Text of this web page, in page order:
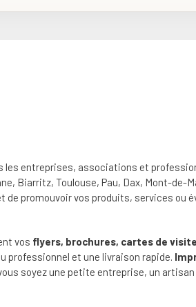
les entreprises, associations et
Biarritz, Toulouse, Pau, Dax, Mont-de-
de promouvoir vos produits, services ou
vos flyers, brochures, cartes de
professionnel et une livraison rapide.
soyez une petite entreprise, un artisan